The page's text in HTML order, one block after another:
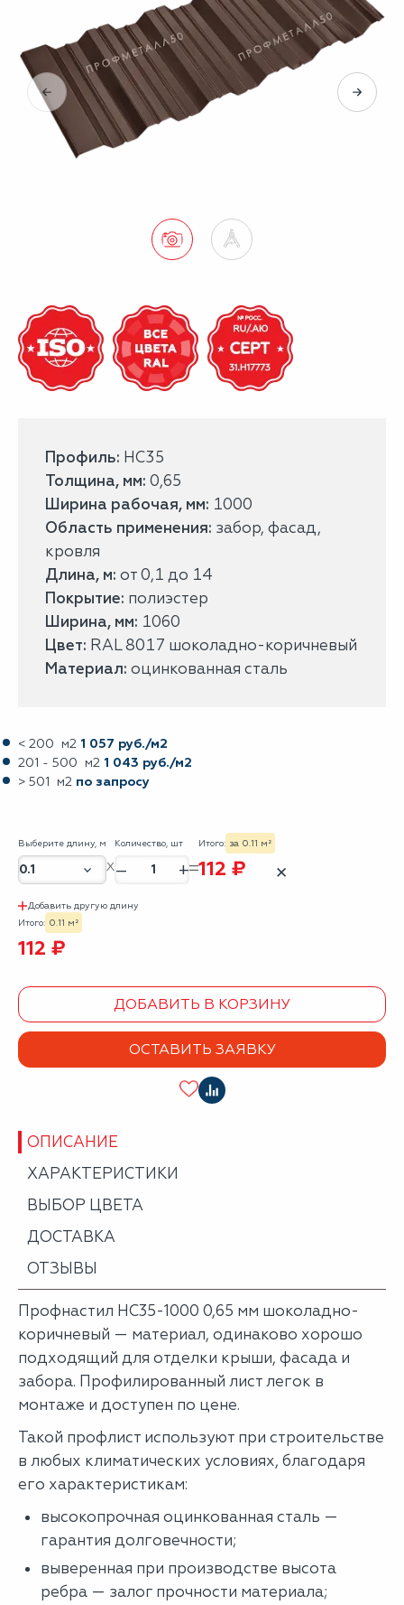
Профиль: НС35
Толщина, мм: 0,65
Ширина рабочая, мм: 1000
Область применения: забор, фасад,
кровля
Длина, м: от 0,1 до 14
Покрытие: полиэстер
Ширина, мм: 1060
Цвет: RAL 8017 шоколадно-коричневый
Материал: оцинкованная сталь
< 200 м2 1 057 руб./м2
201 - 500 м2 1 043 руб./м2
> 501 м2 по запросу
Выберите длину, м Количество, шт
– +
Итого: за 0.11 м²
112 ₽ ✕
Добавить другую длину
Итого: 0.11 м²
112 ₽
ДОБАВИТЬ В КОРЗИНУ
ОСТАВИТЬ ЗАЯВКУ
ОПИСАНИЕ
ХАРАКТЕРИСТИКИ
ВЫБОР ЦВЕТА
ДОСТАВКА
ОТЗЫВЫ
Профнастил НС35-1000 0,65 мм шоколадно-
коричневый — материал, одинаково хорошо
подходящий для отделки крыши, фасада и
забора. Профилированный лист легок в
монтаже и доступен по цене.
Такой профлист используют при строительстве
в любых климатических условиях, благодаря
его характеристикам:
высокопрочная оцинкованная сталь —
гарантия долговечности;
выверенная при производстве высота
ребра — залог прочности материала;